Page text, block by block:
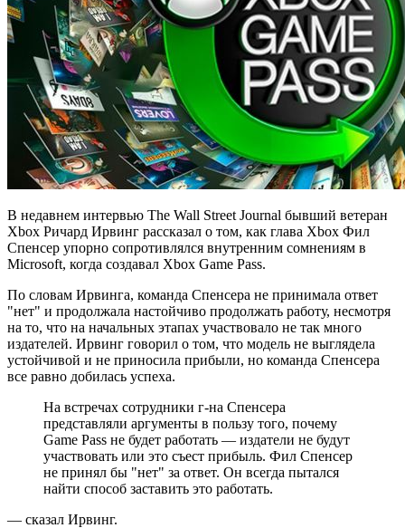
В недавнем интервью The Wall Street Journal бывший ветеран
Xbox Ричард Ирвинг рассказал о том, как глава Xbox Фил
Спенсер упорно сопротивлялся внутренним сомнениям в
Microsoft, когда создавал Xbox Game Pass.
По словам Ирвинга, команда Спенсера не принимала ответ
"нет" и продолжала настойчиво продолжать работу, несмотря
на то, что на начальных этапах участвовало не так много
издателей. Ирвинг говорил о том, что модель не выглядела
устойчивой и не приносила прибыли, но команда Спенсера
все равно добилась успеха.
На встречах сотрудники г-на Спенсера
представляли аргументы в пользу того, почему
Game Pass не будет работать — издатели не будут
участвовать или это съест прибыль. Фил Спенсер
не принял бы "нет" за ответ. Он всегда пытался
найти способ заставить это работать.
— сказал Ирвинг.